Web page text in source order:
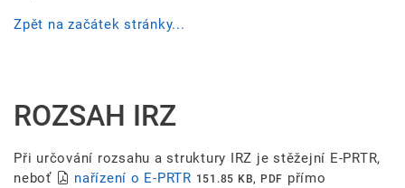
Zpět na začátek stránky...
ROZSAH IRZ
Při určování rozsahu a struktury IRZ je stěžejní E-PRTR,
neboť
nařízení o E-PRTR 151.85 KB, PDF přímo